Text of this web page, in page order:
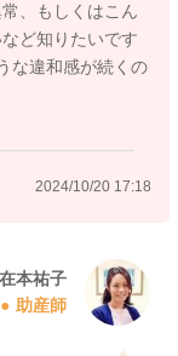
、もしくはこん
ど知りたいです
な違和感が続くの
2024/10/20 17:18
在本祐子
助産師